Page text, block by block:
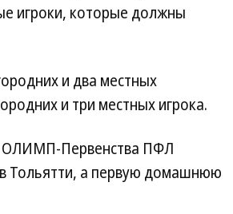
игроки, которые должны
и два местных
и три местных игрока.
ОЛИМП-Первенства ПФЛ
в Тольятти, а первую домашнюю